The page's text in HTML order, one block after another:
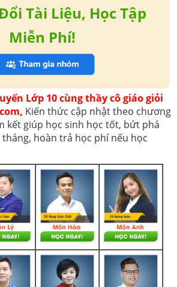
Tài Liệu, Học Tập
Miễn Phí!
Lớp 10 cùng thầy cô giáo giỏi
Kiến thức cập nhật theo chương
kết giúp học sinh học tốt, bứt phá
tháng, hoàn trả học phí nếu học